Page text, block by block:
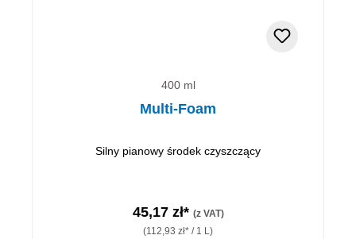
400 ml
Multi-Foam
Silny pianowy środek czyszczący
45,17 zł* (z VAT)
(112,93 zł* / 1 L)